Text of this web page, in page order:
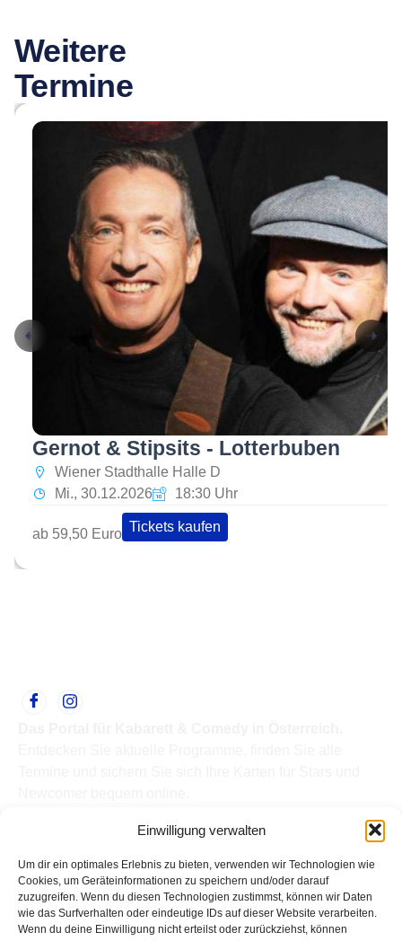
Einwilligung verwalten
Um dir ein optimales Erlebnis zu bieten, verwenden wir Technologien wie
Cookies, um Geräteinformationen zu speichern und/oder darauf
zuzugreifen. Wenn du diesen Technologien zustimmst, können wir Daten
wie das Surfverhalten oder eindeutige IDs auf dieser Website verarbeiten.
Wenn du deine Einwilligung nicht erteilst oder zurückziehst, können
Weitere
Termine
Gernot & Stipsits - Lotterbuben
Wiener Stadthalle Halle D
Mi., 30.12.2026
18:30 Uhr
ab 59,50 Euro Tickets kaufen
Termine
Kabarettisten
Spielorte
Top Links